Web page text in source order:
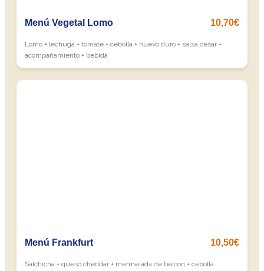
Menú Vegetal Lomo 10,70€
Lomo + lechuga + tomate + cebolla + huevo duro + salsa césar +
acompañamiento + bebida
Menú Frankfurt 10,50€
Salchicha + queso cheddar + mermelada de beicon + cebolla